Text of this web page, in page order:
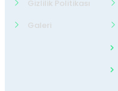
Gizlilik Politikası
Galeri